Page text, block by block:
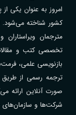
امروز به عنوان یکی
کشور شناخته می‌شود.
مترجمان
تخصصی کتب و مقالات
بازنویسی علمی،
ترجمه رسمی از طریق
صورت آنلاین ارائه